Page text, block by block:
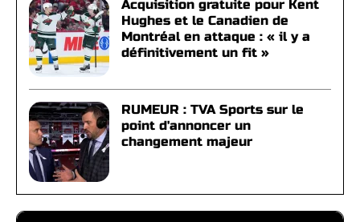
Acquisition gratuite pour Kent
Hughes et le Canadien de
Montréal en attaque : « il y a
définitivement un fit »
RUMEUR : TVA Sports sur le
point d'annoncer un
changement majeur